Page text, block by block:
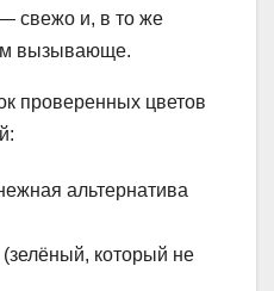
свежо и, в то же
вызывающе.
проверенных цветов
альтернатива
который не